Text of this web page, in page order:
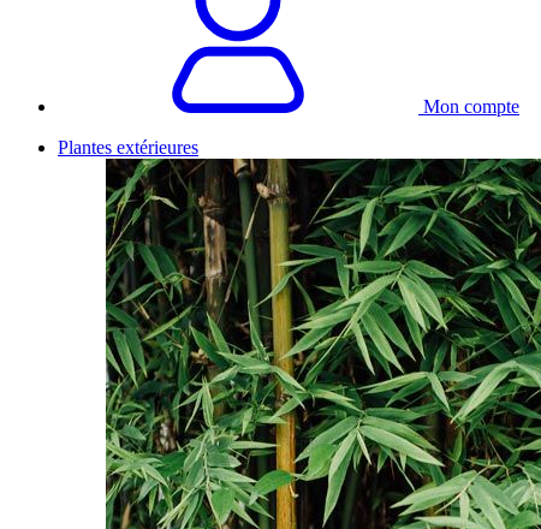
Mon compte
Plantes extérieures